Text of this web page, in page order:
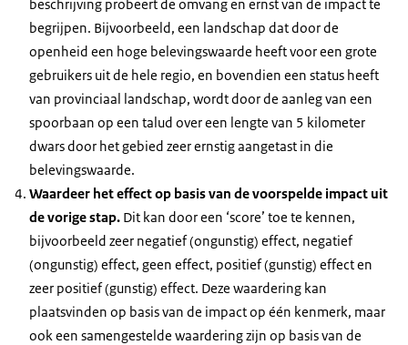
beschrijving probeert de omvang en ernst van de impact te
begrijpen. Bijvoorbeeld, een landschap dat door de
openheid een hoge belevingswaarde heeft voor een grote
gebruikers uit de hele regio, en bovendien een status heeft
van provinciaal landschap, wordt door de aanleg van een
spoorbaan op een talud over een lengte van 5 kilometer
dwars door het gebied zeer ernstig aangetast in die
belevingswaarde.
Waardeer het effect op basis van de voorspelde impact uit
de vorige stap. Dit kan door een ‘score’ toe te kennen,
bijvoorbeeld zeer negatief (ongunstig) effect, negatief
(ongunstig) effect, geen effect, positief (gunstig) effect en
zeer positief (gunstig) effect. Deze waardering kan
plaatsvinden op basis van de impact op één kenmerk, maar
ook een samengestelde waardering zijn op basis van de